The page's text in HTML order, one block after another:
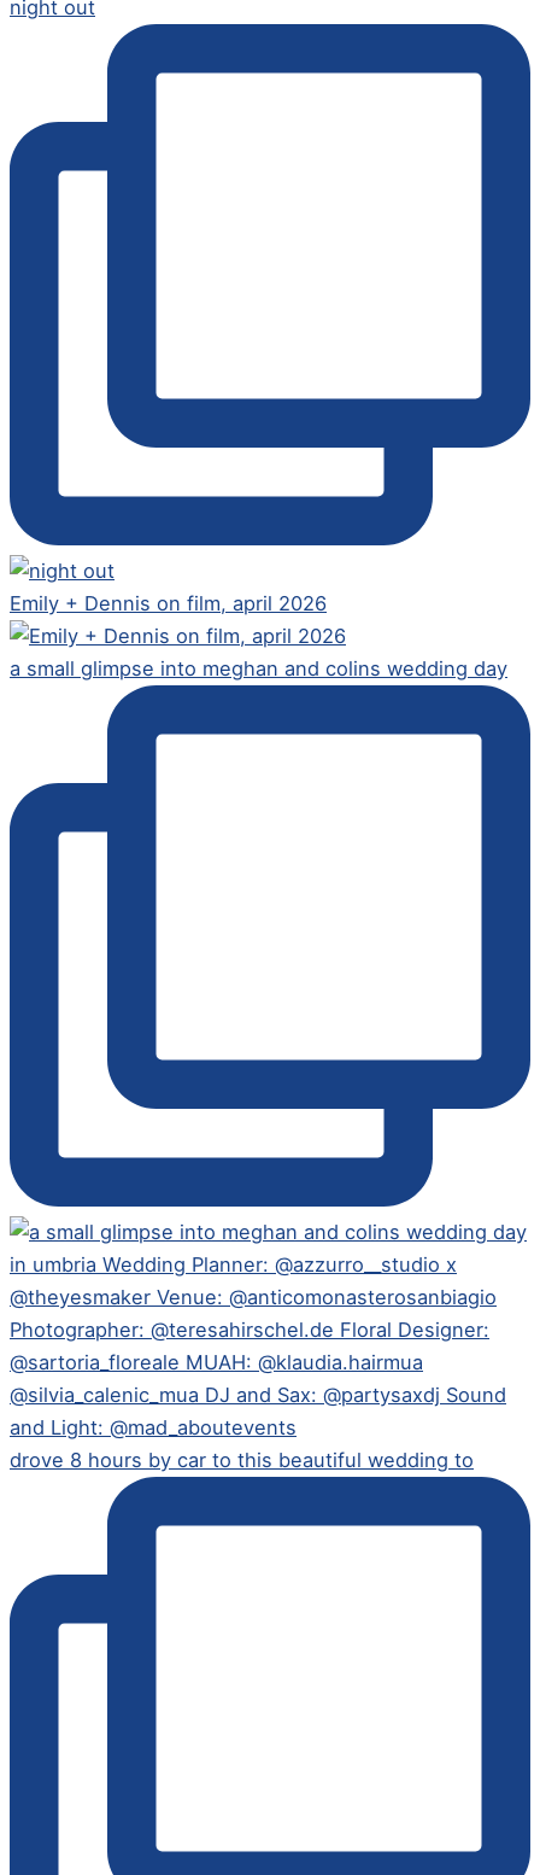
night out
Emily + Dennis on film, april 2026
a small glimpse into meghan and colins wedding day
drove 8 hours by car to this beautiful wedding to